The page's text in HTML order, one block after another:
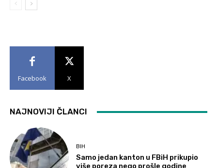
Facebook X
NAJNOVIJI ČLANCI
BIH
Samo jedan kanton u FBiH prikupio
više poreza nego prošle godine